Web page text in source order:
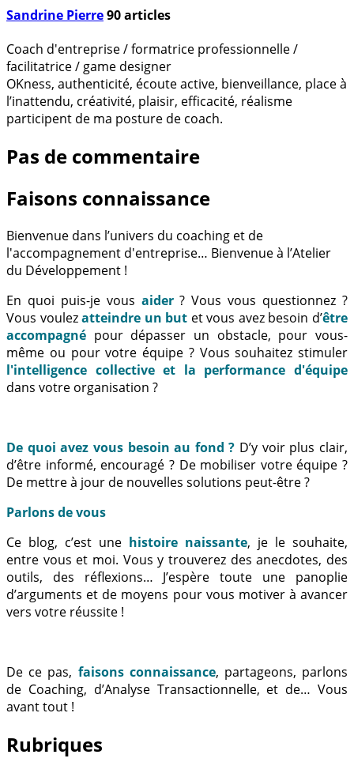
Sandrine Pierre90articles
Coach d'entreprise / formatrice professionnelle /
facilitatrice / game designer
OKness, authenticité, écoute active, bienveillance, place à
l’inattendu, créativité, plaisir, efficacité, réalisme
participent de ma posture de coach.
Pas de commentaire
Faisons connaissance
Bienvenue dans l’univers du coaching et de
l'accompagnement d'entreprise… Bienvenue à l’Atelier
du Développement !
En quoi puis-je vous aider? Vous vous questionnez ?
Vous voulezatteindre un but et vous avez besoin d’être
accompagné pour dépasser un obstacle, pour vous-
même ou pour votre équipe ? Vous souhaitez stimuler
l'intelligence collective et la performance d'équipe
dans votre organisation ?
De quoi avez vous besoin au fond ? D’y voir plus clair,
d’être informé, encouragé ? De mobiliser votre équipe ?
De mettre à jour de nouvelles solutions peut-être ?
Parlons de vous
Ce blog, c’est une histoire naissante, je le souhaite,
entre vous et moi. Vous y trouverez des anecdotes, des
outils, des réflexions… J’espère toute une panoplie
d’arguments et de moyens pour vous motiver à avancer
vers votre réussite !
De ce pas, faisons connaissance, partageons, parlons
de Coaching, d’Analyse Transactionnelle, et de… Vous
avant tout !
Rubriques